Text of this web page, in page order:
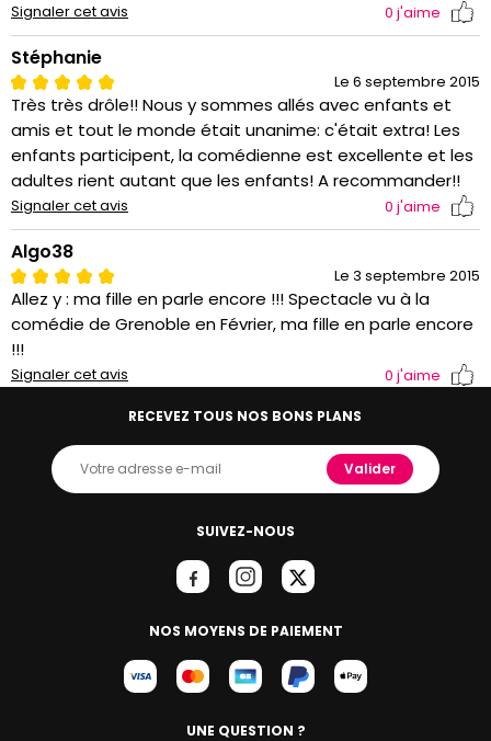
Signaler cet avis 0 j'aime
Stéphanie
Le 6 septembre 2015
Très très drôle!! Nous y sommes allés avec enfants et
amis et tout le monde était unanime: c'était extra! Les
enfants participent, la comédienne est excellente et les
adultes rient autant que les enfants! A recommander!!
Signaler cet avis 0 j'aime
Algo38
Le 3 septembre 2015
Allez y : ma fille en parle encore !!! Spectacle vu à la
comédie de Grenoble en Février, ma fille en parle encore
!!!
Signaler cet avis 0 j'aime
SUIVEZ-NOUS
NOS MOYENS DE PAIEMENT
RECEVEZ TOUS NOS BONS PLANS
Valider
UNE QUESTION ?